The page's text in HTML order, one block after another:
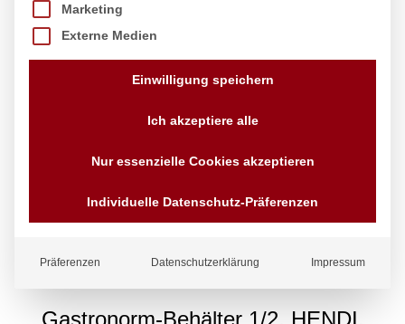
Gastronorm-Behälter 1/2, HENDI,
Marketing
Externe Medien
Einwilligung speichern
Ich akzeptiere alle
Nur essenzielle Cookies akzeptieren
Individuelle Datenschutz-Präferenzen
Präferenzen Datenschutzerklärung Impressum